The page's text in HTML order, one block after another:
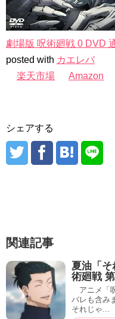
劇場版 呪術廻戦 0 DVD
posted with カエレバ
楽天市場
Amazon
シェアする
関連記事
夏油「そ
術廻戦
アニメ「
バレも含み
それじゃ...